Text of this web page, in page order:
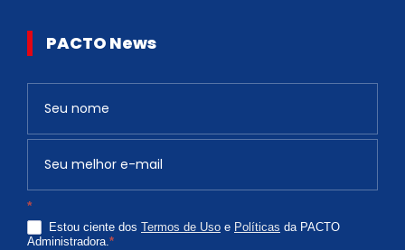
PACTO News
*
Estou ciente dos Termos de Uso e Políticas da PACTO
Administradora.*
v
ê